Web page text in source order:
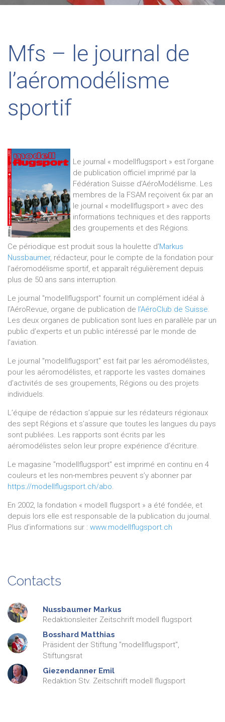
Mfs – le journal de
l’aéromodélisme
sportif
Le journal « modellflugsport » est l’organe
de publication officiel imprimé par la
Fédération Suisse d’AéroModélisme. Les
membres de la FSAM reçoivent 6x par an
le journal « modellflugsport » avec des
informations techniques et des rapports
des groupements et des Régions.
Ce périodique est produit sous la houlette d’Markus
Nussbaumer, rédacteur, pour le compte de la fondation pour
l’aéromodélisme sportif, et apparaît régulièrement depuis
plus de 50 ans sans interruption.
Le journal "modellflugsport" fournit un complément idéal à
l’AéroRevue, organe de publication de l’AéroClub de Suisse.
Les deux organes de publication sont lues en parallèle par un
public d’experts et un public intéressé par le monde de
l’aviation.
Le journal "modellflugsport" est fait par les aéromodélistes,
pour les aéromodélistes, et rapporte les vastes domaines
d’activités de ses groupements, Régions ou des projets
individuels.
L’équipe de rédaction s’appuie sur les rédateurs régionaux
des sept Régions et s’assure que toutes les langues du pays
sont publiées. Les rapports sont écrits par les
aéromodélistes selon leur propre expérience d’écriture.
Le magasine "modellflugsport" est imprimé en continu en 4
couleurs et les non-membres peuvent s’y abonner par
https://modellflugsport.ch/abo.
En 2002, la fondation « modell flugsport » a été fondée, et
depuis lors elle est responsable de la publication du journal.
Plus d’informations sur : www.modellflugsport.ch
Contacts
Nussbaumer Markus
Redaktionsleiter Zeitschrift modell flugsport
Bosshard Matthias
Präsident der Stiftung "modellflugsport",
Stiftungsrat
Giezendanner Emil
Redaktion Stv. Zeitschrift modell flugsport